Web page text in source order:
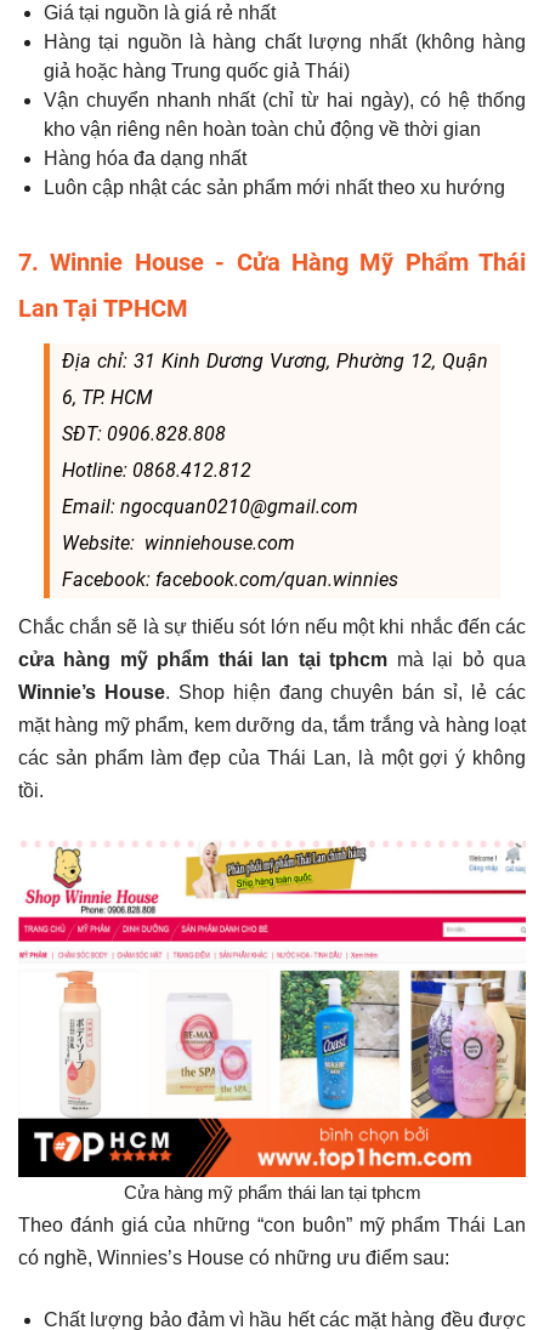
Giá tại nguồn là giá rẻ nhất
Hàng tại nguồn là hàng chất lượng nhất (không hàng
giả hoặc hàng Trung quốc giả Thái)
Vận chuyển nhanh nhất (chỉ từ hai ngày), có hệ thống
kho vận riêng nên hoàn toàn chủ động về thời gian
Hàng hóa đa dạng nhất
Luôn cập nhật các sản phẩm mới nhất theo xu hướng
7. Winnie House - Cửa Hàng Mỹ Phẩm Thái
Lan Tại TPHCM
Địa chỉ: 31 Kinh Dương Vương, Phường 12, Quận
6, TP. HCM
SĐT: 0906.828.808
Hotline: 0868.412.812
Email: ngocquan0210@gmail.com
Website: winniehouse.com
Facebook: facebook.com/quan.winnies
Chắc chắn sẽ là sự thiếu sót lớn nếu một khi nhắc đến các
cửa hàng mỹ phẩm thái lan tại tphcm mà lại bỏ qua
Winnie’s House. Shop hiện đang chuyên bán sỉ, lẻ các
mặt hàng mỹ phẩm, kem dưỡng da, tắm trắng và hàng loạt
các sản phẩm làm đẹp của Thái Lan, là một gợi ý không
tồi.
Cửa hàng mỹ phẩm thái lan tại tphcm
Theo đánh giá của những “con buôn” mỹ phẩm Thái Lan
có nghề, Winnies’s House có những ưu điểm sau:
Chất lượng bảo đảm vì hầu hết các mặt hàng đều được